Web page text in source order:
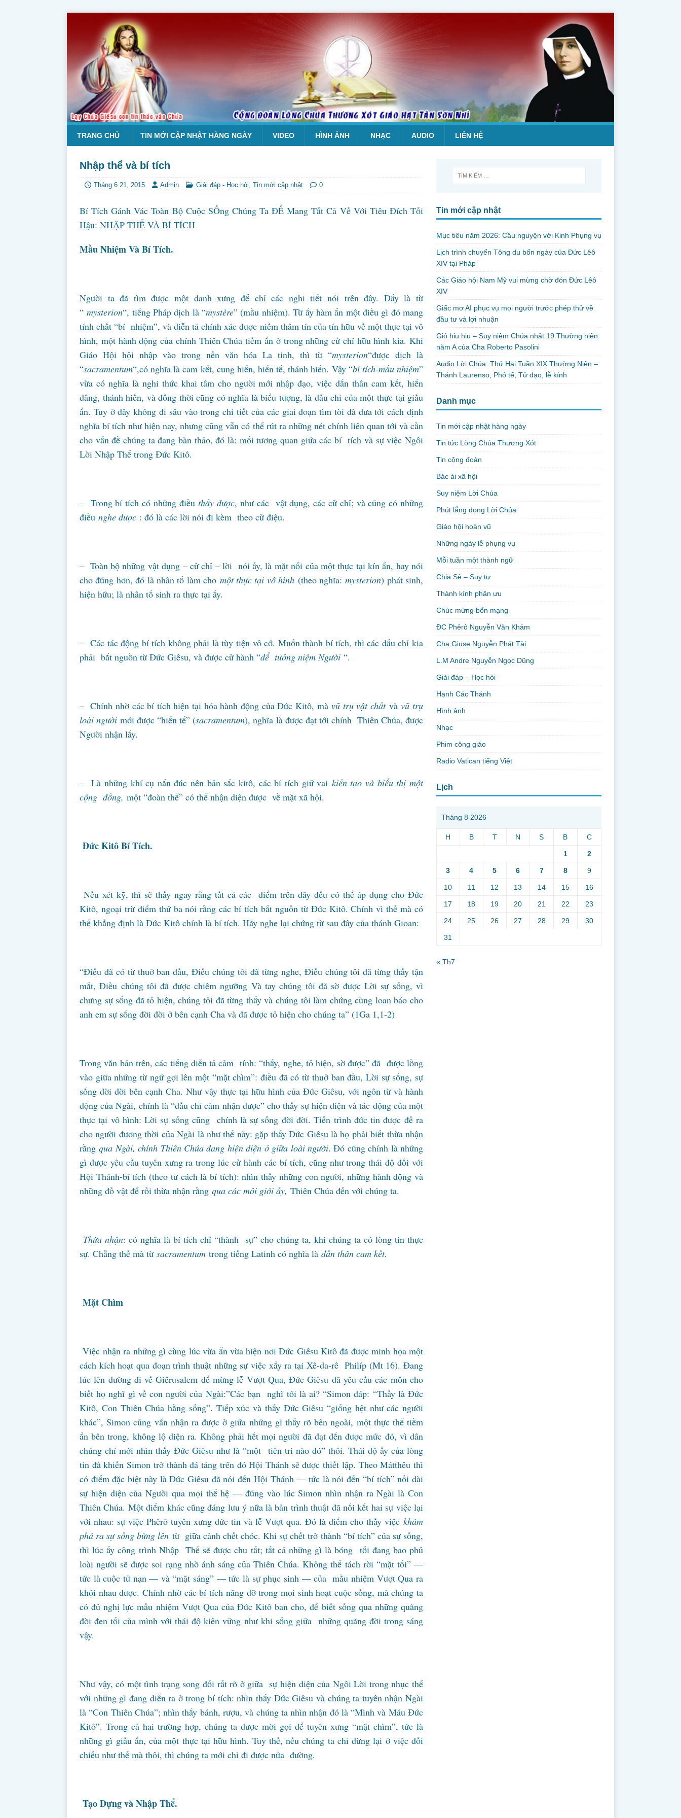
TRANG CHỦ TIN MỚI CẬP NHẬT HÀNG NGÀY VIDEO HÌNH ẢNH NHẠC AUDIO LIÊN HỆ
Nhập thể và bí tích
Tháng 6 21, 2015 Admin Giải đáp - Học hỏi, Tin mới cập nhật 0
Bí Tích Gánh Vác Toàn Bộ Cuộc SỐng Chúng Ta ĐỂ Mang Tất Cả Về Với Tiêu Đích Tối
Hậu: NHẬP THỂ VÀ BÍ TÍCH
Mầu Nhiệm Và Bí Tích.
Người ta đã tìm được một danh xưng để chỉ các nghi tiết nói trên đây. Đấy là từ
“ mysterion“, tiếng Pháp dịch là “mystère” (mầu nhiệm). Từ ấy hàm ẩn một điều gì đó mang
tính chất “bí nhiệm”, và diễn tả chính xác được niềm thâm tín của tín hữu về một thực tại vô
hình, một hành động của chính Thiên Chúa tiềm ẩn ở trong những cử chỉ hữu hình kia. Khi
Giáo Hội hội nhập vào trong nền văn hóa La tinh, thì từ “mysterion“được dịch là
“sacramentum“,có nghĩa là cam kết, cung hiến, hiến tế, thánh hiến. Vậy “bí tích-mầu nhiệm”
vừa có nghĩa là nghi thức khai tâm cho người mới nhập đạo, việc dấn thân cam kết, hiến
dâng, thánh hiến, và đồng thời cũng có nghĩa là biểu tượng, là dấu chỉ của một thực tại giấu
ẩn. Tuy ở đây không đi sâu vào trong chi tiết của các giai đoạn tìm tòi đã đưa tới cách định
nghĩa bí tích như hiện nay, nhưng cũng vẫn có thể rút ra những nét chính liên quan tới và cần
cho vấn đề chúng ta đang bàn thảo, đó là: mối tương quan giữa các bí tích và sự việc Ngôi
Lời Nhập Thể trong Đức Kitô.
– Trong bí tích có những điềuthấy được, như các vật dụng, các cử chỉ; và cũng có những
điều nghe được : đó là các lời nói đi kèm theo cử điệu.
– Toàn bộ những vật dụng – cử chỉ – lời nói ấy, là mặt nổi của một thực tại kín ẩn, hay nói
cho đúng hơn, đó là nhân tố làm cho một thực tại vô hình (theo nghĩa: mysterion) phát sinh,
hiện hữu; là nhân tố sinh ra thực tại ấy.
– Các tác động bí tích không phải là tùy tiện vô cớ. Muốn thành bí tích, thì các dấu chỉ kia
phải bắt nguồn từ Đức Giêsu, và được cử hành “để tưởng niệm Người “.
– Chính nhờ các bí tích hiện tại hóa hành động của Đức Kitô, màvũ trụ vật chấtvàvũ trụ
loài người mới được “hiến tế” (sacramentum), nghĩa là được đạt tới chính Thiên Chúa, được
Người nhận lấy.
– Là những khí cụ nắn đúc nên bản sắc kitô, các bí tích giữ vai kiến tạo và biểu thị một
cộng đồng, một “đoàn thể” có thể nhận diện được về mặt xã hội.
Đức Kitô Bí Tích.
Nếu xét kỹ, thì sẽ thấy ngay rằng tất cả các điểm trên đây đều có thể áp dụng cho Đức
Kitô, ngoại trừ điểm thứ ba nói rằng các bí tích bắt nguồn từ Đức Kitô. Chính vì thế mà có
thể khẳng định là Đức Kitô chính là bí tích. Hãy nghe lại chứng từ sau đây của thánh Gioan:
“Điều đã có từ thuở ban đầu, Điều chúng tôi đã từng nghe, Điều chúng tôi đã từng thấy tận
mắt, Điều chúng tôi đã được chiêm ngưỡng Và tay chúng tôi đã sờ được Lời sự sống, vì
chưng sự sống đã tỏ hiện, chúng tôi đã từng thấy và chúng tôi làm chứng cùng loan báo cho
anh em sự sống đời đời ở bên cạnh Cha và đã được tỏ hiện cho chúng ta” (1Ga 1,1-2)
Trong văn bản trên, các tiếng diễn tả cảm tính: “thấy, nghe, tỏ hiện, sờ được” đã được lồng
vào giữa những từ ngữ gợi lên một “mặt chìm”: điều đã có từ thuở ban đầu, Lời sự sống, sự
sống đời đời bên cạnh Cha. Như vậy thực tại hữu hình của Đức Giêsu, với ngôn từ và hành
động của Ngài, chính là “dấu chỉ cảm nhận được” cho thấy sự hiện diện và tác động của một
thực tại vô hình: Lời sự sống cũng chính là sự sống đời đời. Tiến trình đức tin được đề ra
cho người đương thời của Ngài là như thế này: gặp thấy Đức Giêsu là họ phải biết thừa nhận
rằng qua Ngài, chính Thiên Chúa đang hiện diện ở giữa loài người. Đó cũng chính là những
gì được yêu cầu tuyên xưng ra trong lúc cử hành các bí tích, cũng như trong thái độ đối với
Hội Thánh-bí tích (theo tư cách là bí tích): nhìn thấy những con người, những hành động và
những đồ vật để rồi thừa nhận rằng qua các môi giới ấy, Thiên Chúa đến với chúng ta.
Thừa nhận: có nghĩa là bí tích chỉ “thành sự” cho chúng ta, khi chúng ta có lòng tin thực
sự. Chẳng thế mà từsacramentum trong tiếng Latinh có nghĩa là dấn thân cam kết.
Mặt Chìm
Việc nhận ra những gì cùng lúc vừa ẩn vừa hiện nơi Đức Giêsu Kitô đã được minh họa một
cách kích hoạt qua đoạn trình thuật những sự việc xẩy ra tại Xê-da-rê Philíp (Mt 16). Đang
lúc lên đường đi về Giêrusalem để mừng lễ Vượt Qua, Đức Giêsu đã yêu cầu các môn cho
biết họ nghĩ gì về con người của Ngài:”Các bạn nghĩ tôi là ai? “Simon đáp: “Thầy là Đức
Kitô, Con Thiên Chúa hằng sống”. Tiếp xúc và thấy Đức Giêsu “giống hệt như các người
khác”, Simon cũng vẫn nhận ra được ở giữa những gì thấy rõ bên ngoài, một thực thể tiềm
ẩn bên trong, không lộ diện ra. Không phải hết mọi người đã đạt đến được mức đó, vì dân
chúng chỉ mới nhìn thấy Đức Giêsu như là “một tiên tri nào đó” thôi. Thái độ ấy của lòng
tin đã khiến Simon trở thành đá tảng trên đó Hội Thánh sẽ được thiết lập. Theo Mátthêu thì
có điểm đặc biệt này là Đức Giêsu đã nói đến Hội Thánh — tức là nói đến “bí tích” nối dài
sự hiện diện của Người qua mọi thế hệ — đúng vào lúc Simon nhìn nhận ra Ngài là Con
Thiên Chúa. Một điểm khác cũng đáng lưu ý nữa là bản trình thuật đã nối kết hai sự việc lại
với nhau: sự việc Phêrô tuyên xưng đức tin và lễ Vượt qua. Đó là điểm cho thấy việc khám
phá ra sự sống bừng lên từ giữa cảnh chết chóc. Khi sự chết trở thành “bí tích” của sự sống,
thì lúc ấy công trình Nhập Thể sẽ được chu tất; tất cả những gì là bóng tối đang bao phủ
loài người sẽ được soi rạng nhờ ánh sáng của Thiên Chúa. Không thể tách rời “mặt tối” —
tức là cuộc tử nạn — và “mặt sáng” — tức là sự phục sinh — của mầu nhiệm Vượt Qua ra
khỏi nhau được. Chính nhờ các bí tích nâng đỡ trong mọi sinh hoạt cuộc sống, mà chúng ta
có đủ nghị lực mầu nhiệm Vượt Qua của Đức Kitô ban cho, để biết sống qua những quãng
đời đen tối của mình với thái độ kiên vững như khi sống giữa những quãng đời trong sáng
vậy.
Như vậy, có một tình trạng song đối rất rõ ở giữa sự hiện diện của Ngôi Lời trong nhục thể
với những gì đang diễn ra ở trong bí tích: nhìn thấy Đức Giêsu và chúng ta tuyên nhận Ngài
là “Con Thiên Chúa”; nhìn thấy bánh, rượu, và chúng ta nhìn nhận đó là “Mình và Máu Đức
Kitô”. Trong cả hai trường hợp, chúng ta được mời gọi để tuyên xưng “mặt chìm”, tức là
những gì giấu ẩn, của một thực tại hữu hình. Tuy thế, nếu chúng ta chỉ dừng lại ở việc đối
chiếu như thế mà thôi, thì chúng ta mới chỉ đi được nửa đường.
Tạo Dựng và Nhập Thể.
Tin mới cập nhật
Mục tiêu năm 2026: Cầu nguyện với Kinh Phụng vụ
Lịch trình chuyến Tông du bốn ngày của Đức Lêô
XIV tại Pháp
Các Giáo hội Nam Mỹ vui mừng chờ đón Đức Lêô
XIV
Giấc mơ AI phục vụ mọi người trước phép thử về
đầu tư và lợi nhuận
Gió hiu hiu – Suy niệm Chúa nhật 19 Thường niên
năm A của Cha Roberto Pasolini
Audio Lời Chúa: Thứ Hai Tuần XIX Thường Niên –
Thánh Laurenso, Phó tế, Tử đạo, lễ kính
Danh mục
Tin mới cập nhật hàng ngày
Tin tức Lòng Chúa Thương Xót
Tin cộng đoàn
Bác ái xã hội
Suy niệm Lời Chúa
Phút lắng đọng Lời Chúa
Giáo hội hoàn vũ
Những ngày lễ phụng vụ
Mỗi tuần một thành ngữ
Chia Sẻ – Suy tư
Thành kính phân ưu
Chúc mừng bổn mạng
ĐC Phêrô Nguyễn Văn Khảm
Cha Giuse Nguyễn Phát Tài
L.M Andre Nguyễn Ngọc Dũng
Giải đáp – Học hỏi
Hạnh Các Thánh
Hình ảnh
Nhạc
Phim công giáo
Radio Vatican tiếng Việt
Lịch
Tháng 8 2026
H B T N S B C
1 2
3 4 5 6 7 8 9
10 11 12 13 14 15 16
17 18 19 20 21 22 23
24 25 26 27 28 29 30
31
« Th7